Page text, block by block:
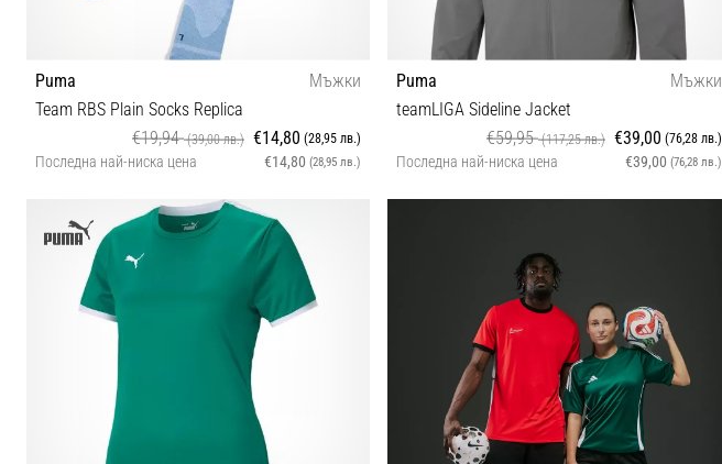
Puma
Мъжки
Team RBS Plain Socks Replica
€19,94(39,00 лв.) €14,80 (28,95 лв.)
Последна най-ниска цена €14,80 (28,95 лв.)
3
Puma
Мъжки
teamLIGA Sideline Jacket
€59,95(117,25 лв.) €39,00 (76,28 лв.)
Последна най-ниска цена €39,00 (76,28 лв.)